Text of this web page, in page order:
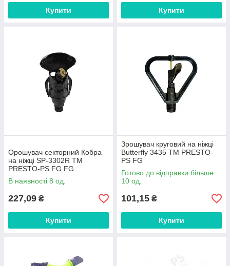
Купити Купити
Орошувач секторний Кобра
на ніжці SP-3302R ТМ
PRESTO-PS FG FG
В наявності 8 од.
227,09 ₴
Купити
Зрошувач круговий на ніжці
Butterfly 3435 ТМ PRESTO-
PS FG
Готово до відправки більше
10 од.
101,15 ₴
Купити